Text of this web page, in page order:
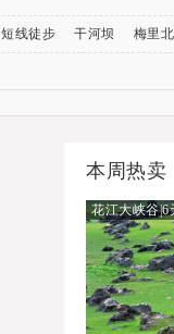
短线徒步 干河坝 梅里
本周热卖
花江大峡谷|6